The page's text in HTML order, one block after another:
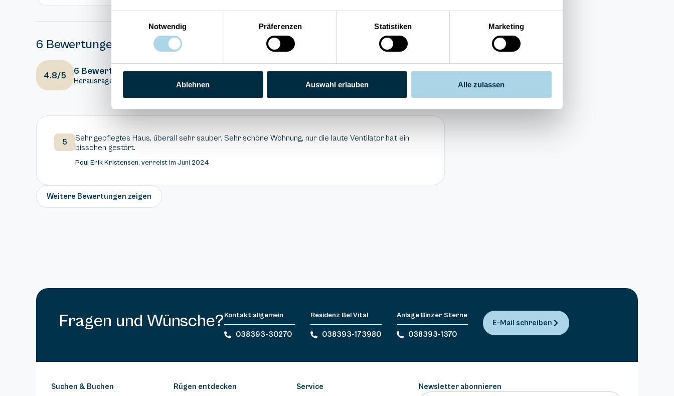
Notwendig
Präferenzen Statistiken Marketing
Ablehnen Auswahl erlauben Alle zulassen
6 Bewertungen
4.8/5 6 Bewertungen
Herausragend
5
Sehr gepflegtes Haus, überall sehr sauber. Sehr schöne Wohnung, nur die laute Ventilator hat ein
bisschen gestört.
Poul Erik Kristensen, verreist im Juni 2024
Weitere Bewertungen zeigen
Fragen und Wünsche?Kontakt allgemein
038393-30270
Residenz Bel Vital
038393-173980
Anlage Binzer Sterne
038393-1370
E-Mail schreiben
Suchen & Buchen Rügen entdecken Service Newsletter abonnieren